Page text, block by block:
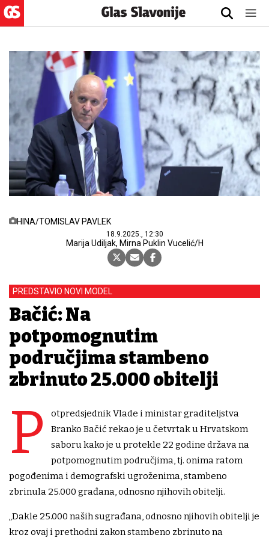
HINA/TOMISLAV PAVLEK
18.9.2025., 12:30
Marija Udiljak, Mirna Puklin Vucelić/H
PREDSTAVIO NOVI MODEL
Bačić: Na
potpomognutim
područjima stambeno
zbrinuto 25.000 obitelji
P
otpredsjednik Vlade i ministar graditeljstva
Branko Bačić rekao je u četvrtak u Hrvatskom
saboru kako je u protekle 22 godine država na
potpomognutim područjima, tj. onima ratom
pogođenima i demografski ugroženima, stambeno
zbrinula 25.000 građana, odnosno njihovih obitelji.
„Dakle 25.000 naših sugrađana, odnosno njihovih obitelji je
kroz ovaj i prethodni zakon stambeno zbrinuto na